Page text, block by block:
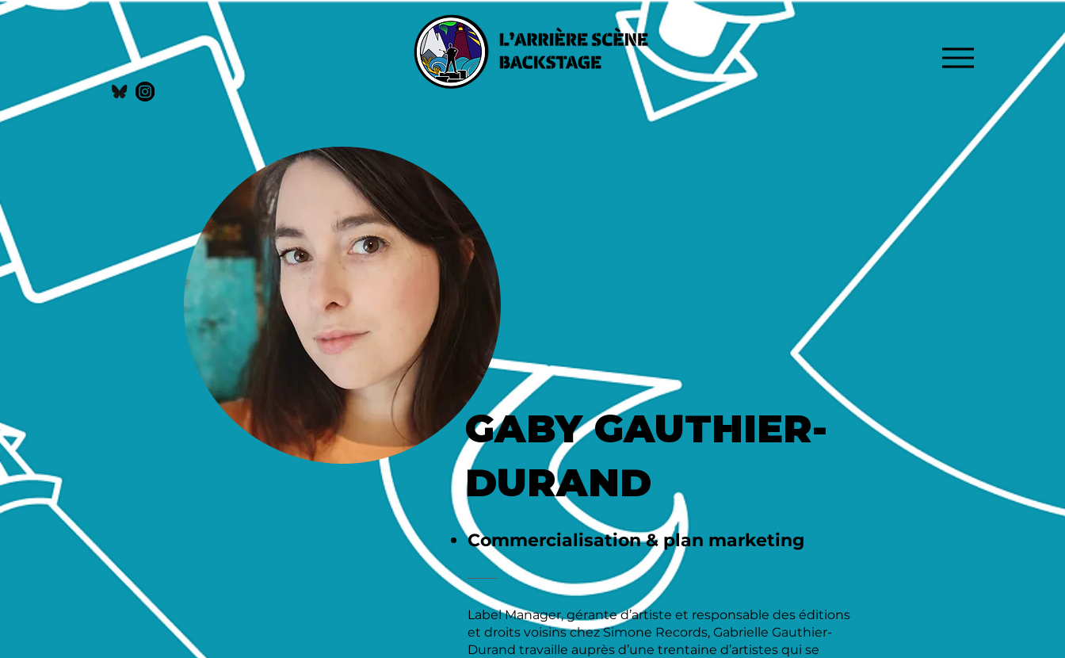
GABY GAUTHIER-
DURAND
Commercialisation & plan marketing
Label Manager, gérante d’artiste et responsable des éditions
et droits voisins chez Simone Records, Gabrielle Gauthier-
Durand travaille auprès d’une trentaine d’artistes qui se